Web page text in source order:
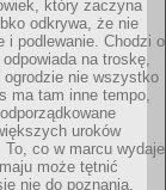
który zaczyna
odkrywa, że nie
i podlewanie. Chodzi o
na troskę,
nie wszystko
ma tam inne tempo,
uroków
co w marcu wydaje
może tętnić
nie do poznania.